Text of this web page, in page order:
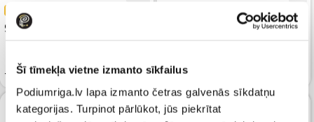
Šī tīmekļa vietne izmanto sīkfailus
Podiumriga.lv lapa izmanto četras galvenās sīkdatņu
kategorijas. Turpinot pārlūkot, jūs piekrītat
-50%
95
Tops D.EXTERIOR Beige Tops IMPERIAL Nero